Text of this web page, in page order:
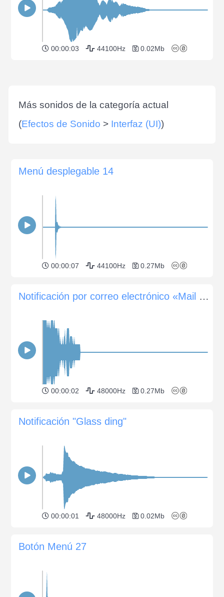
00:00:03 44100Hz 0.02Mb
Más sonidos de la categoría actual
(Efectos de Sonido > Interfaz (UI))
Menú desplegable 14
00:00:07 44100Hz 0.27Mb
Notificación por correo electrónico «Mail Signal»
00:00:02 48000Hz 0.27Mb
Notificación "Glass ding"
00:00:01 48000Hz 0.02Mb
Botón Menú 27